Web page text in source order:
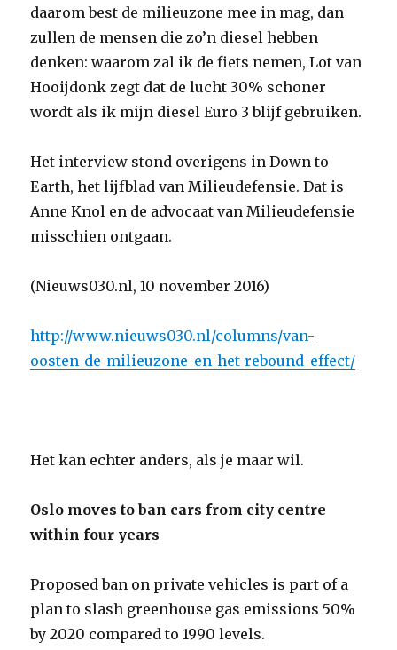
daarom best de milieuzone mee in mag, dan
zullen de mensen die zo’n diesel hebben
denken: waarom zal ik de fiets nemen, Lot van
Hooijdonk zegt dat de lucht 30% schoner
wordt als ik mijn diesel Euro 3 blijf gebruiken.
Het interview stond overigens in Down to
Earth, het lijfblad van Milieudefensie. Dat is
Anne Knol en de advocaat van Milieudefensie
misschien ontgaan.
(Nieuws030.nl, 10 november 2016)
http://www.nieuws030.nl/columns/van-
oosten-de-milieuzone-en-het-rebound-effect/
Het kan echter anders, als je maar wil.
Oslo moves to ban cars from city centre
within four years
Proposed ban on private vehicles is part of a
plan to slash greenhouse gas emissions 50%
by 2020 compared to 1990 levels.